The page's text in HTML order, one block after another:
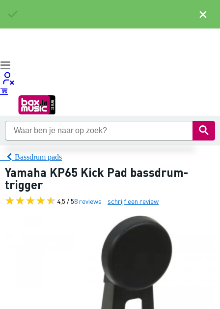
Bassdrum pads
Yamaha KP65 Kick Pad bassdrum-
trigger
4,5 / 58 reviews schrijf een review
×